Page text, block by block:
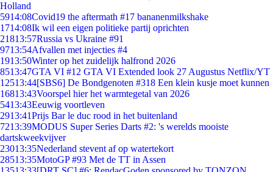
Holland
5914:08Covid19 the aftermath #17 bananenmilkshake
1714:08Ik wil een eigen politieke partij oprichten
21813:57Russia vs Ukraine #91
9713:54Afvallen met injecties #4
1913:50Winter op het zuidelijk halfrond 2026
8513:47GTA VI #12 GTA VI Extended look 27 Augustus Netflix/YT
12513:44[SBS6] De Bondgenoten #318 Een klein kusje moet kunnen
16813:43Voorspel hier het warmtegetal van 2026
5413:43Eeuwig voortleven
2913:41Prijs Bar le duc rood in het buitenland
7213:39MODUS Super Series Darts #2: 's werelds mooiste
dartskweekvijver
23013:35Nederland stevent af op watertekort
28513:35MotoGP #93 Met de TT in Assen